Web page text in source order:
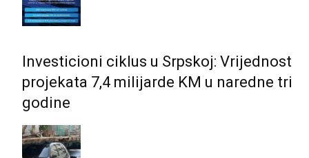
Investicioni ciklus u Srpskoj: Vrijednost
projekata 7,4 milijarde KM u naredne tri
godine